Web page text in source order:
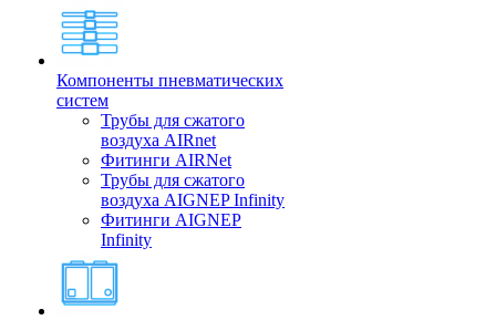
Компоненты пневматических
систем
Трубы для сжатого
воздуха AIRnet
Фитинги AIRNet
Трубы для сжатого
воздуха AIGNEP Infinity
Фитинги AIGNEP
Infinity